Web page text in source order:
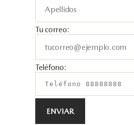
Tu correo:
Teléfono: